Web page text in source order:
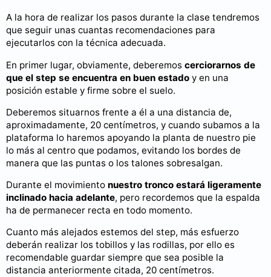
A la hora de realizar los pasos durante la clase tendremos
que seguir unas cuantas recomendaciones para
ejecutarlos con la técnica adecuada.
En primer lugar, obviamente, deberemos cerciorarnos de
que el step se encuentra en buen estado y en una
posición estable y firme sobre el suelo.
Deberemos situarnos frente a él a una distancia de,
aproximadamente, 20 centímetros, y cuando subamos a la
plataforma lo haremos apoyando la planta de nuestro pie
lo más al centro que podamos, evitando los bordes de
manera que las puntas o los talones sobresalgan.
Durante el movimiento nuestro tronco estará ligeramente
inclinado hacia adelante, pero recordemos que la espalda
ha de permanecer recta en todo momento.
Cuanto más alejados estemos del step, más esfuerzo
deberán realizar los tobillos y las rodillas, por ello es
recomendable guardar siempre que sea posible la
distancia anteriormente citada, 20 centímetros.